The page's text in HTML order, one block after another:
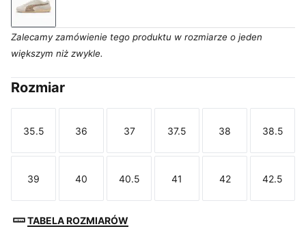
Warm White-Ice Coffee
Zalecamy zamówienie tego produktu w rozmiarze o jeden
większym niż zwykle.
Rozmiar
Rozmiar
35.5
Rozmiar
36
Rozmiar
37
Rozmiar
37.5
Rozmiar
38 38.5
Rozmiar
39
Rozmiar
40
Rozmiar
40.5
Rozmiar
41
Rozmiar
42 42.5
TABELA ROZMIARÓW